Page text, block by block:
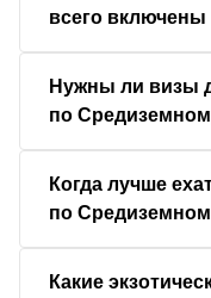
всего
Нужны ли визы
по
Когда лучше
по
Какие